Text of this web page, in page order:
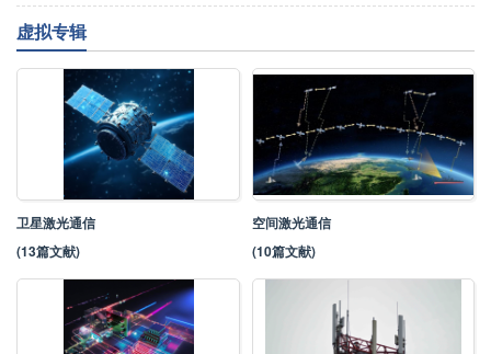
虚拟专辑
卫星激光通信
(13篇文献)
空间激光通信
(10篇文献)